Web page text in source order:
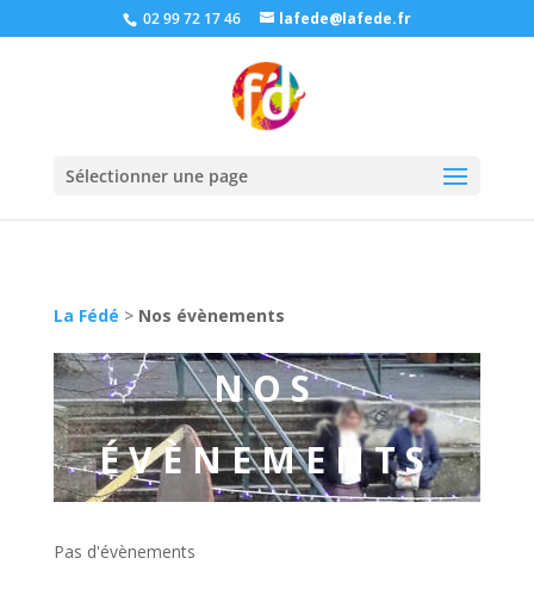
02 99 72 17 46 lafede@lafede.fr
Sélectionner une page
La Fédé > Nos évènements
NOS
ÉVÈNEMENTS
Pas d'évènements